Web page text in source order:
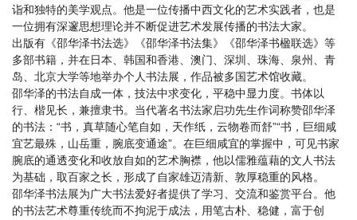
诣和独特的美学观点。他是一位传播中西文化的艺术实践者，也是
一位拥有深邃思想理论并不断促进艺术发展传播的书法大家。
出版有《邵华泽书法选》《邵华泽书法集》《邵华泽书楹联选》等
多部书籍，并在日本、韩国和香港、澳门、深圳、珠海、泉州、青
岛、北京大学等地举办个人书法展，作品被多国艺术馆收藏。
邵华泽的书法自成一体，技法中求变化，平稳中显力度。书体以
行、楷见长，兼擅隶书。当代著名书法家启功先生作词称赞邵华泽
的书法：“书，真草随心笔自如，天作纸，云物卷而舒”“书，巨细咸
宜艺最殊，山岳重，腕底变通途”。在巨细咸宜的掌握中，可见书家
腕底的通透变化和收放自如的艺术胸襟，他以儒雅蕴藉的文人书法
为基础，取百家之长，形成了自家雄迈清新、敦厚稳重的风格。
邵华泽书法展为广大书法爱好者提供了学习、交流和鉴赏平台。他
的书法艺术尊重传统而不拘泥于成法，用笔古朴、稳健，富于创